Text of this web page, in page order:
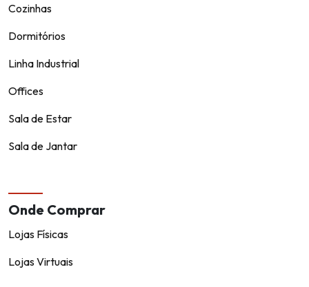
Cozinhas
Dormitórios
Linha Industrial
Offices
Sala de Estar
Sala de Jantar
Onde Comprar
Lojas Físicas
Lojas Virtuais